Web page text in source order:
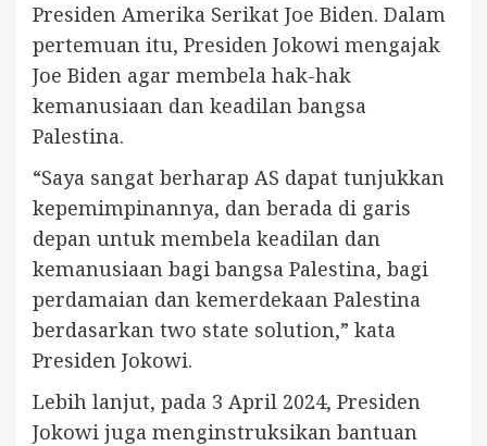
Presiden Amerika Serikat Joe Biden. Dalam
pertemuan itu, Presiden Jokowi mengajak
Joe Biden agar membela hak-hak
kemanusiaan dan keadilan bangsa
Palestina.
“Saya sangat berharap AS dapat tunjukkan
kepemimpinannya, dan berada di garis
depan untuk membela keadilan dan
kemanusiaan bagi bangsa Palestina, bagi
perdamaian dan kemerdekaan Palestina
berdasarkan two state solution,” kata
Presiden Jokowi.
Lebih lanjut, pada 3 April 2024, Presiden
Jokowi juga menginstruksikan bantuan